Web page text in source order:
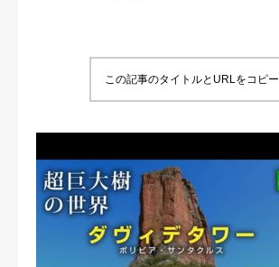
この記事のタイトルとURLをコピ